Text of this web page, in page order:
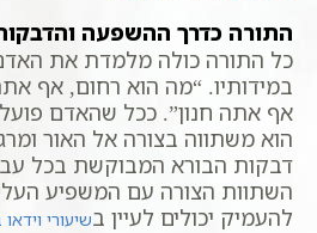
התורה כדרך ההשפעה
כל התורה כולה מלמדת את
במידותיו. “מה הוא רחום, אף
אף אתה חנון”. ככל שהאדם
הוא משתווה בצורה אל האור
דבקות הבורא המבוקשת בכל
השתוות הצורה עם המשפיע
להעמיק יכולים לעיין בשיעורי